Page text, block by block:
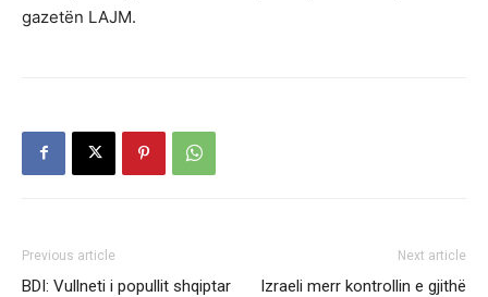
gazetën LAJM.
Previous article
BDI: Vullneti i popullit shqiptar
Next article
Izraeli merr kontrollin e gjithë